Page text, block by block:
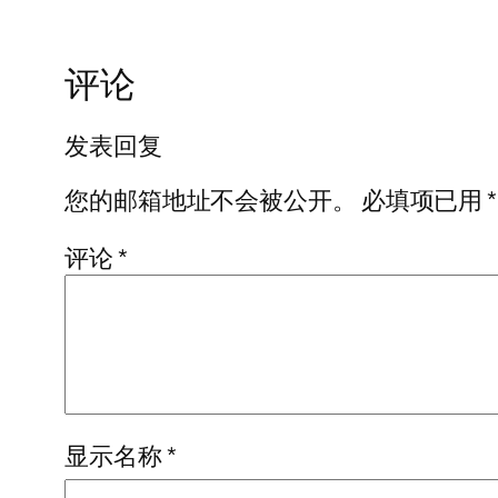
评论
发表回复
您的邮箱地址不会被公开。
必填项已用*
评论*
显示名称*